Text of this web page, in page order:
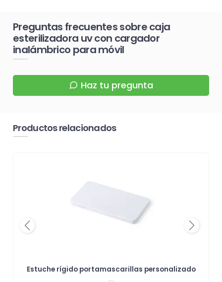
Preguntas frecuentes sobre caja
esterilizadora uv con cargador
inalámbrico para móvil
Haz tu pregunta
Productos relacionados
Estuche rígido portamascarillas personalizado
Previous Next